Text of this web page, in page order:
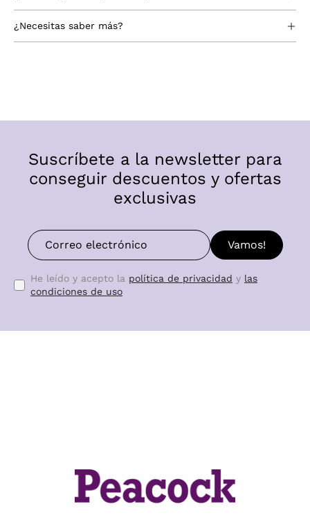
¿Necesitas saber más?
Suscríbete a la newsletter para
conseguir descuentos y ofertas
exclusivas
Vamos!
He leído y acepto la política de privacidad y las
condiciones de uso